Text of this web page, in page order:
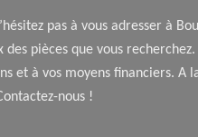
pas à vous adresser à
pièces que vous
et à vos moyens financiers. A
nous !